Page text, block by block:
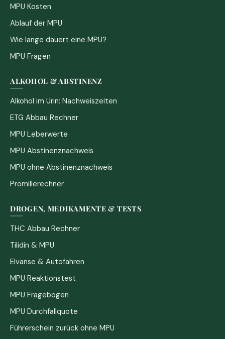
MPU Kosten
Ablauf der MPU
Wie lange dauert eine MPU?
MPU Fragen
ALKOHOL & ABSTINENZ
Alkohol im Urin: Nachweiszeiten
ETG Abbau Rechner
MPU Leberwerte
MPU Abstinenznachweis
MPU ohne Abstinenznachweis
Promillerechner
DROGEN, MEDIKAMENTE & TESTS
THC Abbau Rechner
Tilidin & MPU
Elvanse & Autofahren
MPU Reaktionstest
MPU Fragebogen
MPU Durchfallquote
Führerschein zurück ohne MPU